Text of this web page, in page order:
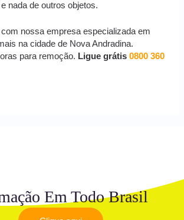
nada de outros objetos.
nossa empresa especializada em
na cidade de Nova Andradina.
para remoção. Ligue grátis0800 360
Em Todo Brasil